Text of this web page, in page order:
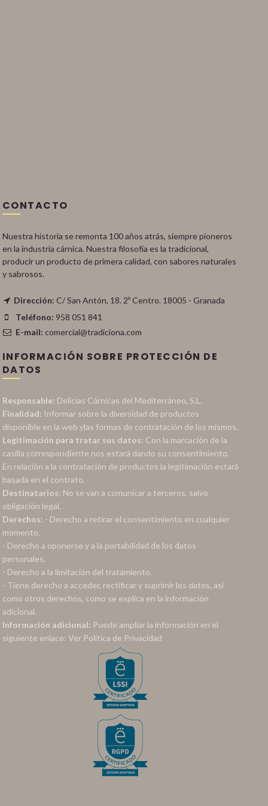
CONTACTO
Nuestra historia se remonta 100 años atrás, siempre pioneros
en la industria cárnica. Nuestra filosofía es la tradicional,
producir un producto de primera calidad, con sabores naturales
y sabrosos.
Dirección: C/ San Antón, 18. 2º Centro. 18005 - Granada
Teléfono: 958 051 841
E-mail: comercial@tradiciona.com
INFORMACIÓN SOBRE PROTECCIÓN DE
DATOS
Responsable: Delicias Cárnicas del Mediterráneo, S.L.
Finalidad: Informar sobre la diversidad de productos
disponible en la web ylas formas de contratación de los mismos.
Legitimación para tratar sus datos: Con la marcación de la
casilla correspondiente nos estará dando su consentimiento.
En relación a la contratación de productos la legitimación estará
basada en el contrato.
Destinatarios: No se van a comunicar a terceros, salvo
obligación legal.
Derechos: - Derecho a retirar el consentimiento en cualquier
momento.
- Derecho a oponerse y a la portabilidad de los datos
personales.
- Derecho a la limitación del tratamiento.
- Tiene derecho a acceder, rectificar y suprimir los datos, así
como otros derechos, como se explica en la información
adicional.
Información adicional: Puede ampliar la información en el
siguiente enlace: Ver Política de Privacidad